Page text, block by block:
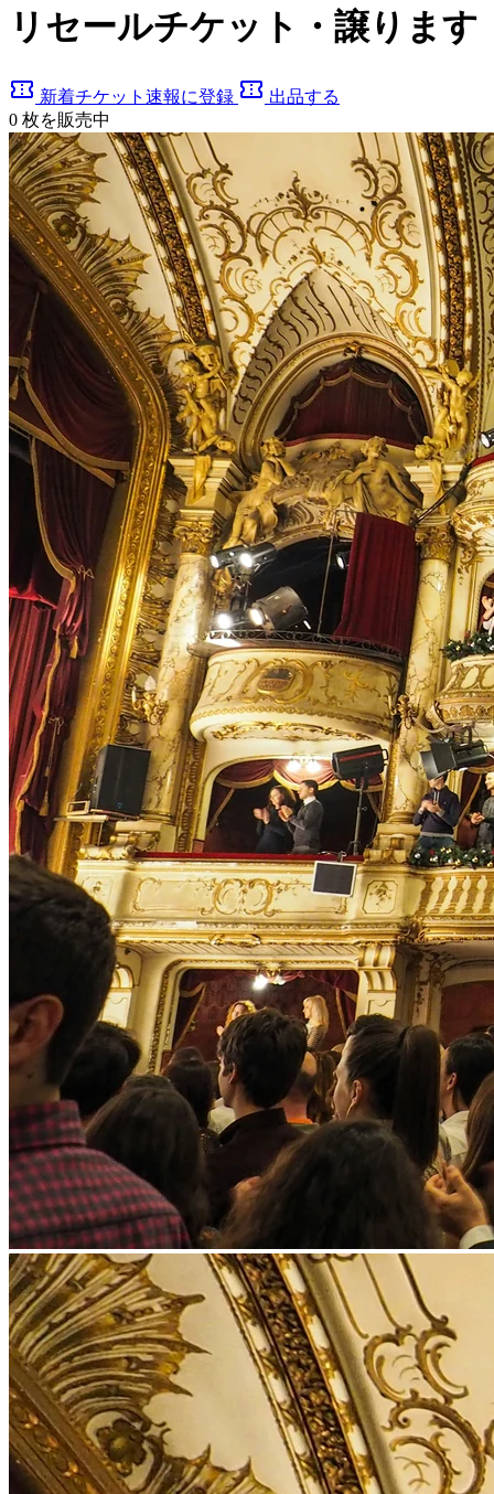
リセールチケット・譲ります
confirmation_number 新着チケット速報に登録 confirmation_number 出品する
0 枚を販売中